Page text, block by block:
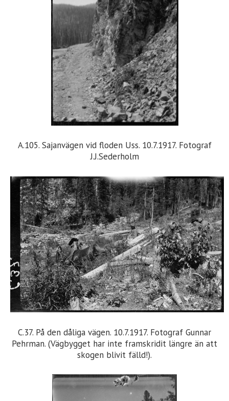
A.105. Sajanvägen vid floden Uss. 10.7.1917. Fotograf
J.J.Sederholm
C.37. På den dåliga vägen. 10.7.1917. Fotograf Gunnar
Pehrman. (Vägbygget har inte framskridit längre än att
skogen blivit fälld!).